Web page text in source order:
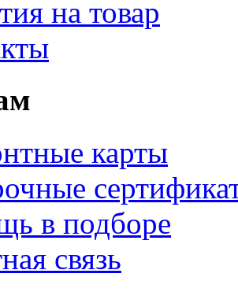
на товар
карты
в подборе
связь